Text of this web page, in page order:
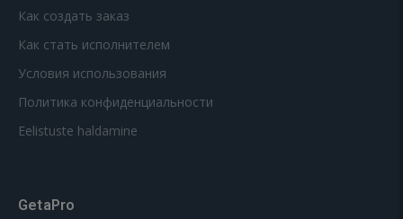
Как создать заказ
Как стать исполнителем
Условия использования
Политика конфиденциальности
Eelistuste haldamine
GetaPro